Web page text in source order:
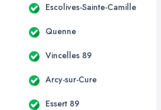
Escolives-Sainte-Camille
Quenne
Vincelles 89
Arcy-sur-Cure
Essert 89